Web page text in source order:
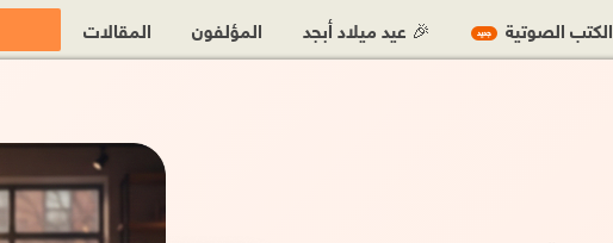
الكتب الصوتية جديد 🎉 عيد ميلاد أبجد المؤلفون المقالات